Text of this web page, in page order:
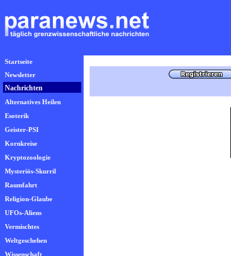
Startseite
Newsletter
Nachrichten
Alternatives Heilen
Esoterik
Geister-PSI
Kornkreise
Kryptozoologie
Mysteriös-Skurril
Raumfahrt
Religion-Glaube
UFOs-Aliens
Vermischtes
Weltgeschehen
Wissenschaft